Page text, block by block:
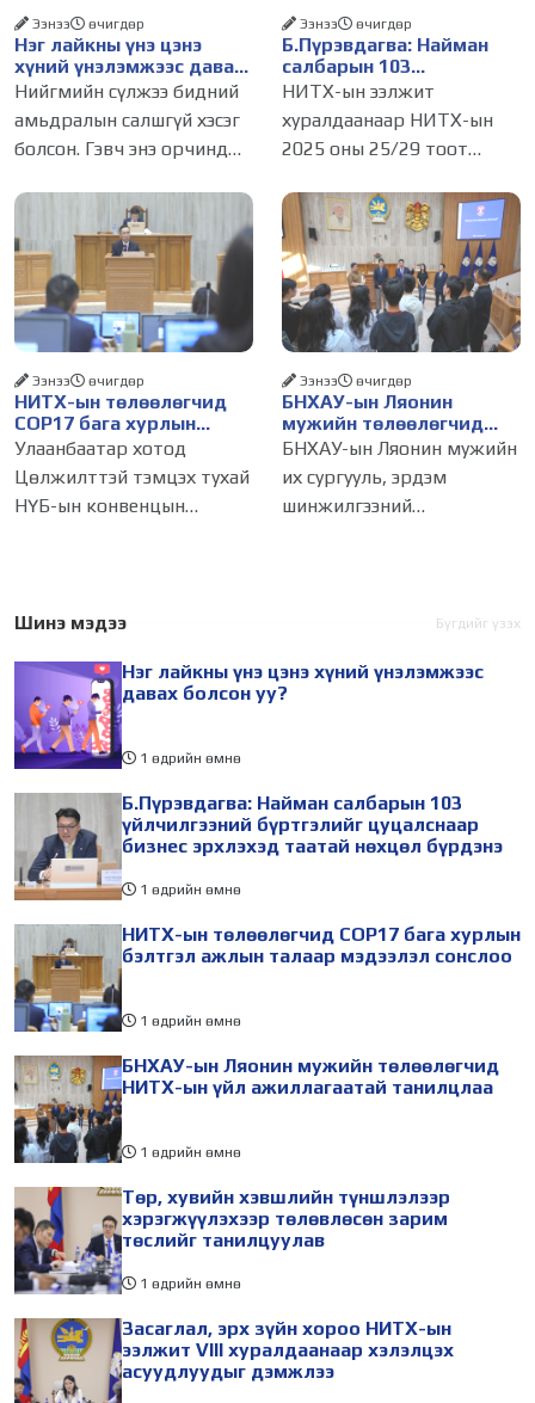
Нэг лайкны үнэ цэнэ
хүний үнэлэмжээс давах
болсон уу?
Ээнээ өчигдѳр
Нийгмийн сүлжээ бидний
амьдралын салшгүй хэсэг
болсон. Гэвч энэ орчинд
амжилт, тэр ч байтугай
хүний үнэ цэнийг хүртэл
лайк, шэйр, дагагчийн
тоогоор хэмжих хандлага
газар авч
Б.Пүрэвдагва: Найман
салбарын 103
үйлчилгээний
бүртгэлийг цуцалснаар
бизнес эрхлэхэд таатай
нөхцөл бүрдэнэ
Ээнээ өчигдѳр
НИТХ-ын ээлжит
хуралдаанаар НИТХ-ын
2025 оны 25/29 тоот
журмын зарим хэсгийг
хүчингүй болгож,
зөвшөөрлийн шинжтэй
103 бүртгэлээс нийслэлийн
бизнес эрхлэгчдийг
НИТХ-ын төлөөлөгчид
COP17 бага хурлын
бэлтгэл ажлын талаар
мэдээлэл сонслоо
Ээнээ өчигдѳр
Улаанбаатар хотод
Цөлжилттэй тэмцэх тухай
НҮБ-ын конвенцын
өдөр зохион
холбогдуулан Нийслэлийн
БНХАУ-ын Ляонин
мужийн төлөөлөгчид
НИТХ-ын үйл
танилцлаа
Ээнээ өчигдѳр
БНХАУ-ын Ляонин мужийн
их сургууль, эрдэм
шинжилгээний
төлөөлөгчид Монгол
айлчлалынхаа хүрээнд
Шинэ мэдээ Бүгдийг үзэх
Нэг лайкны үнэ цэнэ хүний үнэлэмжээс
давах болсон уу?
1 өдрийн өмнө
Б.Пүрэвдагва: Найман салбарын 103
үйлчилгээний бүртгэлийг цуцалснаар
бизнес эрхлэхэд таатай нөхцөл бүрдэнэ
1 өдрийн өмнө
НИТХ-ын төлөөлөгчид COP17 бага хурлын
бэлтгэл ажлын талаар мэдээлэл сонслоо
1 өдрийн өмнө
БНХАУ-ын Ляонин мужийн төлөөлөгчид
НИТХ-ын үйл ажиллагаатай танилцлаа
1 өдрийн өмнө
Төр, хувийн хэвшлийн түншлэлээр
хэрэгжүүлэхээр төлөвлөсөн зарим
төслийг танилцуулав
1 өдрийн өмнө
Засаглал, эрх зүйн хороо НИТХ-ын
ээлжит VIII хуралдаанаар хэлэлцэх
асуудлуудыг дэмжлээ